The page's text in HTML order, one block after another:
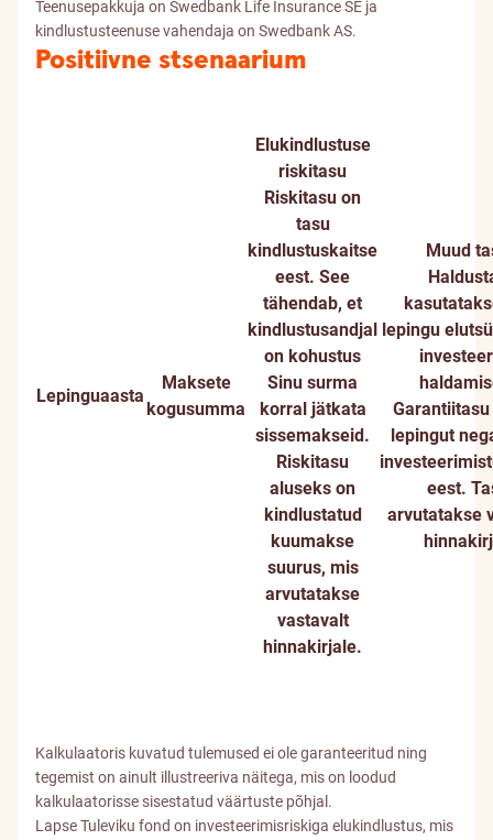
Teenusepakkuja on Swedbank Life Insurance SE ja
kindlustusteenuse vahendaja on Swedbank AS.
Positiivne stsenaarium
Lepinguaasta
Maksete
kogusumma
Elukindlustuse
riskitasu
Riskitasu on
tasu
kindlustuskaitse
eest. See
tähendab, et
kindlustusandjal
on kohustus
Sinu surma
korral jätkata
sissemakseid.
Riskitasu
aluseks on
kindlustatud
kuumakse
suurus, mis
arvutatakse
vastavalt
hinnakirjale.
Muud
lepingu
Garantiitasu
lepingut
eest.
arvutatakse
Kalkulaatoris kuvatud tulemused ei ole garanteeritud ning
tegemist on ainult illustreeriva näitega, mis on loodud
kalkulaatorisse sisestatud väärtuste põhjal.
Lapse Tuleviku fond on investeerimisriskiga elukindlustus, mis